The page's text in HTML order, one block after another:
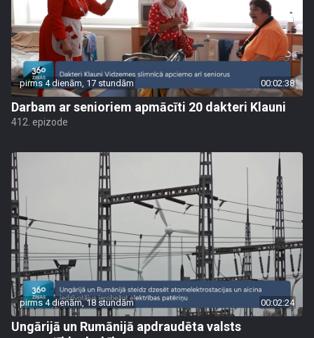
pirms 4 dienām, 17 stundām 00:02:38
Darbam ar senioriem apmācīti 20 dakteri Klauni
412. epizode
pirms 4 dienām, 18 stundām 00:02:24
Ungārijā un Rumānijā apdraudēta valsts